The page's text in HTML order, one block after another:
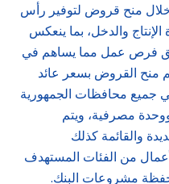
خلال منح قروض لتوفير رأس
والدخل، بما ينعكس
فرص عمل مما يساهم في
منح القروض بسعر عائد
جميع محافظات الجمهورية
أكثر من 860 فرعاً ووحدة مصرفية، ويتم
والقائمة كذلك
من الفئات المستهدف
مشروعات البنك.